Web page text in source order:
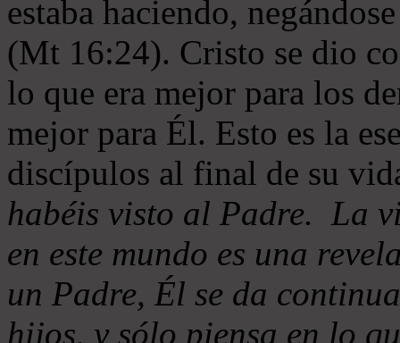
estaba haciendo,
(Mt 16:24). Cristo se dio
lo que era mejor para los
mejor para Él. Esto es la
discípulos al final de su
habéis visto al Padre. La
en este mundo es una
un Padre, Él se da
hijos, y sólo piensa en lo